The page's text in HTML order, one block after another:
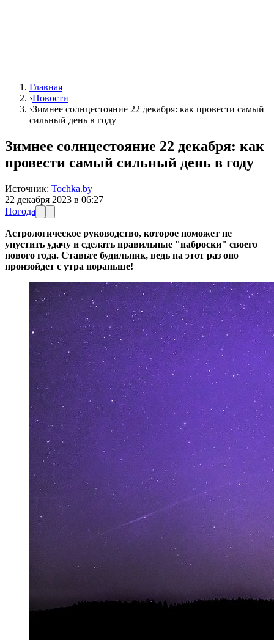
Главная
›Новости
›Зимнее солнцестояние 22 декабря: как провести самый
сильный день в году
Зимнее солнцестояние 22 декабря: как
провести самый сильный день в году
Источник: Tochka.by
22 декабря 2023 в 06:27
Погода
Астрологическое руководство, которое поможет не
упустить удачу и сделать правильные "наброски" своего
нового года. Ставьте будильник, ведь на этот раз оно
произойдет с утра пораньше!